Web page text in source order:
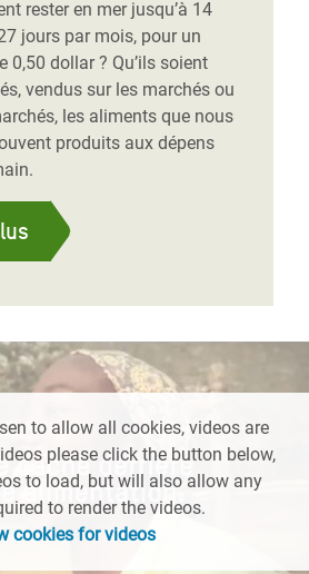
rester en mer jusqu’à 14
jours par mois, pour un
0,50 dollar ? Qu’ils soient
vendus sur les marchés ou
les aliments que nous
produits aux dépens
to allow all cookies, videos are
please click the button below,
to load, but will also allow any
to render the videos.
cookies for videos